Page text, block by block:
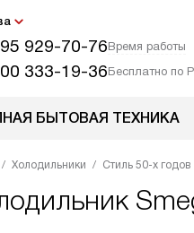
929-70-76Время работы
333-19-36Бесплатно по
БЫТОВАЯ ТЕХНИКА
Холодильники Стиль 50-х годов